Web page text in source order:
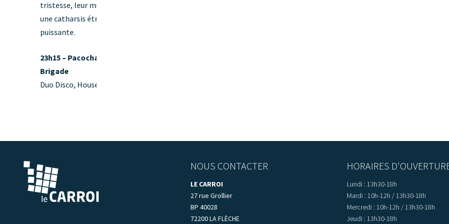
tristesse, leur musique offre
une catharsis étrange mais
puissante.
23h15 – Pacocha Disco
Brigade
Duo Disco, House, Funk
NOUS CONTACTER
LE CARROI
27 rue Grollier
BP 40028
72200 LA FLÈCHE
HORAIRES
Lundi : 13h30-18h
Mardi : 10h-12h / 13h30-18h
Mercredi : 10h-12h / 13h30-18h
Jeudi : 13h30-18h